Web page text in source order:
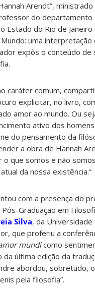
Arendt”,
do departamento
Estado do Rio de
uma
expôs o conteúdo
caráter comum,
explicitar, no livro,
amor ao mundo. Ou
ativo dos
do pensamento da
a obra de Hannah
o que somos e não
da nossa existência.”
com a presença do
Graduação em
Silva, da Universidade
que proferiu a
mundicomo
última edição da
abordou, sobretudo,
pela filosofia”.